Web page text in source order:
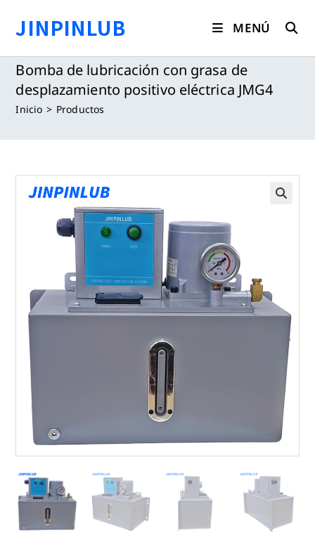
contenido
JINPINLUB MENÚ
Bomba de lubricación con grasa de
desplazamiento positivo eléctrica JMG4
Inicio > Productos